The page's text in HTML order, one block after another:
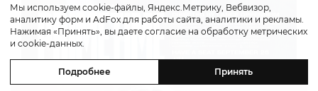
Мы используем cookie-файлы, Яндекс.Метрику, Вебвизор,
аналитику форм и AdFox для работы сайта, аналитики и рекламы.
Нажимая «Принять», вы даете согласие на обработку метрических
и cookie-данных.
Подробнее Принять